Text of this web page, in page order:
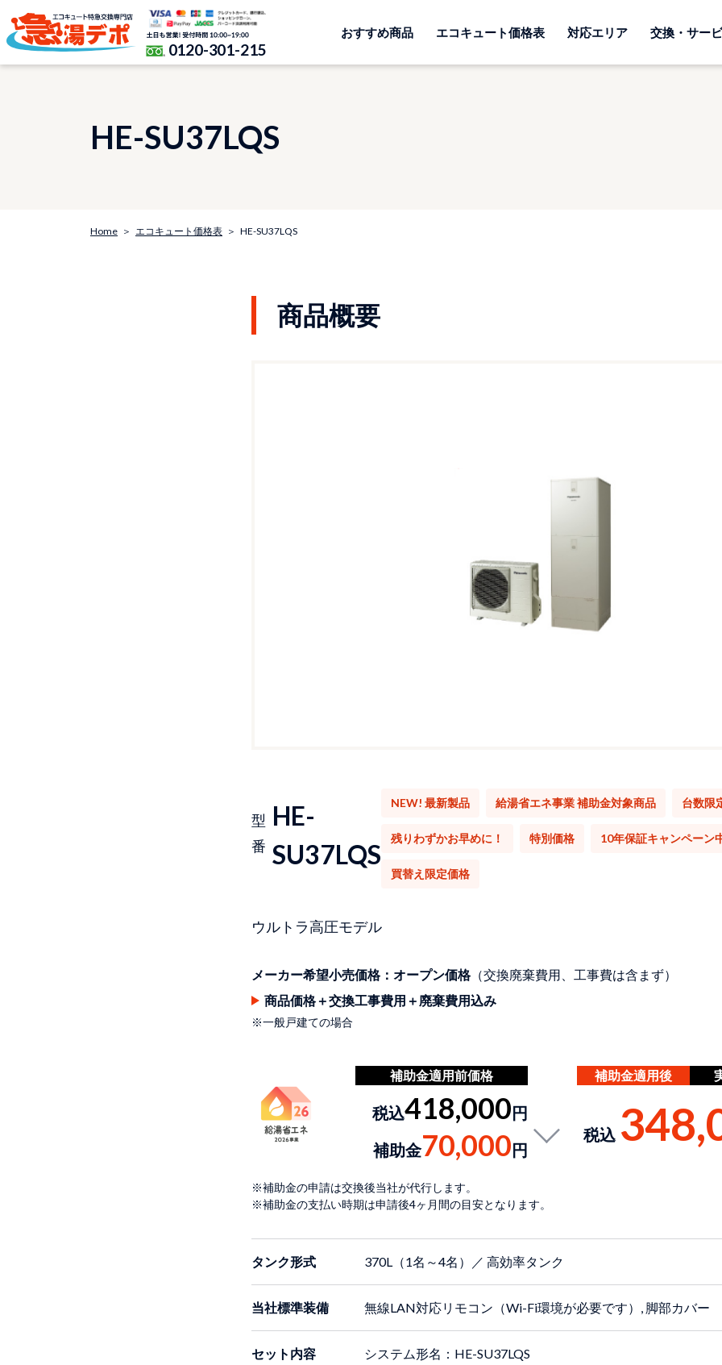
0120-301-215
おすすめ商品 エコキュート価格表 対応エリア 交換・サー
HE-SU37LQS
Home エコキュート価格表 HE-SU37LQS
商品概要
型
番
HE-
SU37LQS
NEW! 最新製品 給湯省エネ事業 補助金対象商品 台数限
残りわずかお早めに！ 特別価格 10年保証キャンペーン
買替え限定価格
ウルトラ高圧モデル
メーカー希望小売価格：オープン価格（交換廃棄費用、工事費は含まず）
商品価格＋交換工事費用＋廃棄費用込み
※一般戸建ての場合
補助金適用前価格
税込418,000円
補助金70,000円
補助金適用後
税込
※補助金の申請は交換後当社が代行します。
※補助金の支払い時期は申請後4ヶ月間の目安となります。
タンク形式 370L（1名～4名）／ 高効率タンク
当社標準装備 無線LAN対応リモコン（Wi-Fi環境が必要です）, 脚部カバー
セット内容 システム形名： HE-SU37LQS